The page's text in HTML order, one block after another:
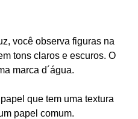
você observa figuras na
tons claros e escuros. O
marca d´água.
que tem uma textura
papel comum.